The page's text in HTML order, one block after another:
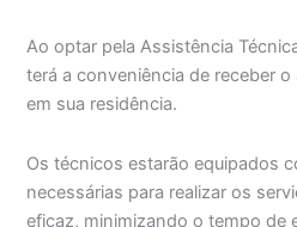
Ao optar pela Assistência
terá a conveniência de receber
em sua residência.
Os técnicos estarão equipados
necessárias para realizar os
eficaz, minimizando o tempo de